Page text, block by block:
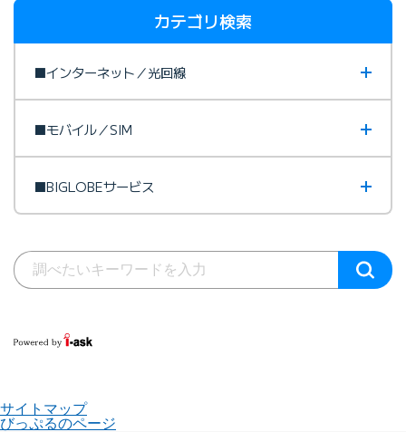
カテゴリ検索
■インターネット／光回線
■モバイル／SIM
■BIGLOBEサービス
サイトマップ
びっぷるのページ